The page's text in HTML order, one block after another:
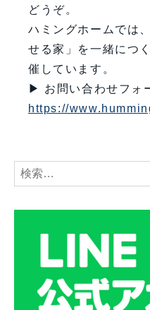
どうぞ。
ハミングホームでは
せる家」を一緒につ
催しています。
▶ お問い合わせフォ
https://
検
索: